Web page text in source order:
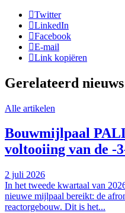
Twitter
LinkedIn
Facebook
E-mail
Link kopiëren
Gerelateerd nieuws
Alle artikelen
Bouwmijlpaal
voltooiing van de -
2 juli 2026
In het tweede kwartaal van
nieuwe mijlpaal bereikt: de
reactorgebouw. Dit is het...